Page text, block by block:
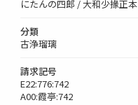
にたんの四郎 / 大和少掾正本
分類
古浄瑠璃
請求記号
E22:776:742
A00:霞亭:742